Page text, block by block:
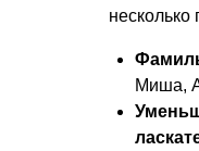
несколько
Миша,